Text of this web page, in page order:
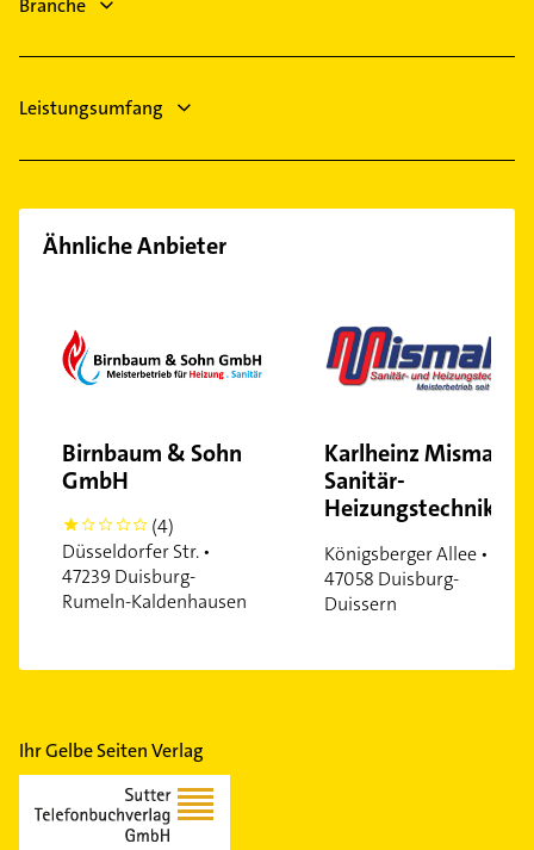
Logopädie
Branche
Leistungsumfang
Ähnliche Anbieter
Birnbaum & Sohn
GmbH
1
(4)
Düsseldorfer Str. •
47239 Duisburg-
Rumeln-Kaldenhausen
Karlheinz Mismahl
Sanitär-
Heizungstechnik
Königsberger Allee •
47058 Duisburg-
Duissern
Ihr Gelbe Seiten Verlag